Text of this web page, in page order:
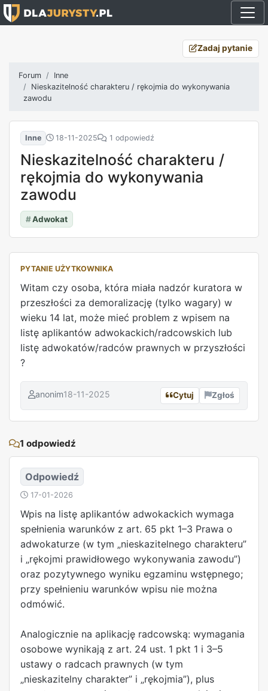
Zadaj pytanie
Forum
Inne
Nieskazitelność charakteru / rękojmia do wykonywania
zawodu
Inne 18-11-2025 1 odpowiedź
Nieskazitelność charakteru /
rękojmia do wykonywania
zawodu
#Adwokat
PYTANIE UŻYTKOWNIKA
Witam czy osoba, która miała nadzór kuratora w
przeszłości za demoralizację (tylko wagary) w
wieku 14 lat, może mieć problem z wpisem na
listę aplikantów adwokackich/radcowskich lub
listę adwokatów/radców prawnych w przyszłości
?
anonim18-11-2025 Cytuj Zgłoś
1 odpowiedź
Odpowiedź
17-01-2026
Wpis na listę aplikantów adwokackich wymaga
spełnienia warunków z art. 65 pkt 1–3 Prawa o
adwokaturze (w tym „nieskazitelnego charakteru”
i „rękojmi prawidłowego wykonywania zawodu”)
oraz pozytywnego wyniku egzaminu wstępnego;
przy spełnieniu warunków wpisu nie można
odmówić.
Analogicznie na aplikację radcowską: wymagania
osobowe wynikają z art. 24 ust. 1 pkt 1 i 3–5
ustawy o radcach prawnych (w tym
„nieskazitelny charakter” i „rękojmia”), plus